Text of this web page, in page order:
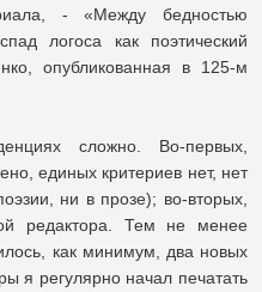
- «Между бедностью
логоса как поэтический
опубликованная в 125-м
сложно. Во-первых,
единых критериев нет, нет
ни в прозе); во-вторых,
редактора. Тем не менее
как минимум, два новых
я регулярно начал печатать